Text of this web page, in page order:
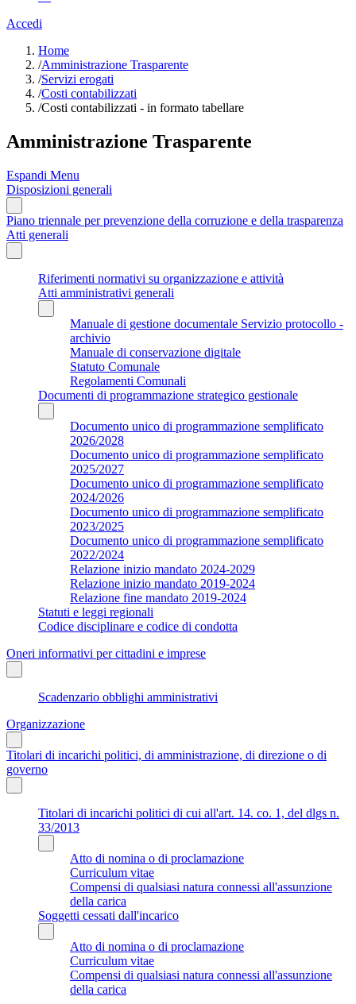
Accedi
Home
/Amministrazione Trasparente
/Servizi erogati
/Costi contabilizzati
/Costi contabilizzati - in formato tabellare
Amministrazione Trasparente
Espandi Menu
Disposizioni generali
Piano triennale per prevenzione della corruzione e della trasparenza
Atti generali
Riferimenti normativi su organizzazione e attività
Atti amministrativi generali
Manuale di gestione documentale Servizio protocollo -
archivio
Manuale di conservazione digitale
Statuto Comunale
Regolamenti Comunali
Documenti di programmazione strategico gestionale
Documento unico di programmazione semplificato
2026/2028
Documento unico di programmazione semplificato
2025/2027
Documento unico di programmazione semplificato
2024/2026
Documento unico di programmazione semplificato
2023/2025
Documento unico di programmazione semplificato
2022/2024
Relazione inizio mandato 2024-2029
Relazione inizio mandato 2019-2024
Relazione fine mandato 2019-2024
Statuti e leggi regionali
Codice disciplinare e codice di condotta
Oneri informativi per cittadini e imprese
Scadenzario obblighi amministrativi
Organizzazione
Titolari di incarichi politici, di amministrazione, di direzione o di
governo
Titolari di incarichi politici di cui all'art. 14. co. 1, del dlgs n.
33/2013
Atto di nomina o di proclamazione
Curriculum vitae
Compensi di qualsiasi natura connessi all'assunzione
della carica
Soggetti cessati dall'incarico
Atto di nomina o di proclamazione
Curriculum vitae
Compensi di qualsiasi natura connessi all'assunzione
della carica